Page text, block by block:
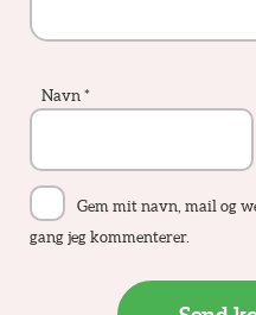
Navn *
Gem mit navn, mail og
gang jeg kommenterer.